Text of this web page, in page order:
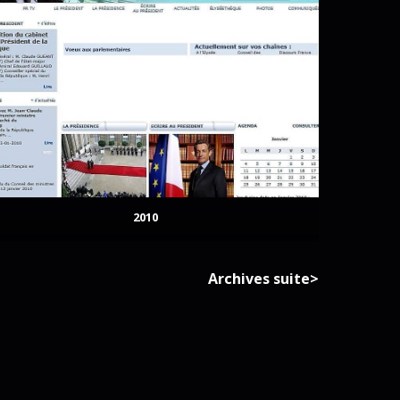
2010
Archives suite>